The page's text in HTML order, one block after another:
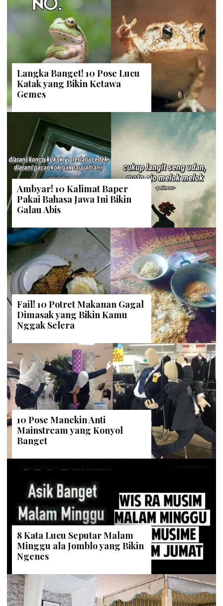
Langka Banget! 10 Pose Lucu
Katak yang Bikin Ketawa
Gemes
Ambyar! 10 Kalimat Baper
Pakai Bahasa Jawa Ini Bikin
Galau Abis
Fail! 10 Potret Makanan Gagal
Dimasak yang Bikin Kamu
Nggak Selera
10 Pose Manekin Anti
Mainstream yang Konyol
Banget
8 Kata Lucu Seputar Malam
Minggu ala Jomblo yang Bikin
Ngenes